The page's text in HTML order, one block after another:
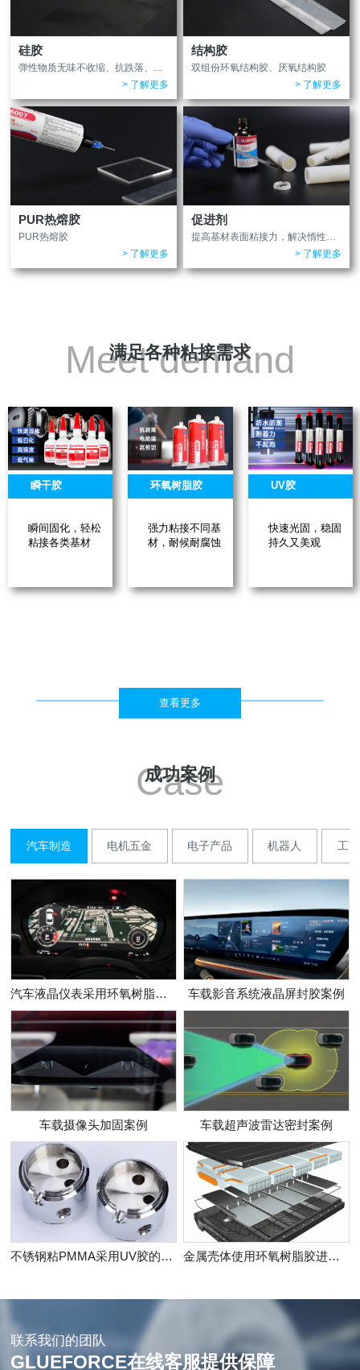
硅胶
弹性物质无味不收缩、抗跌落、高延展
> 了解更多
结构胶
双组份环氧结构胶、厌氧结构胶
> 了解更多
PUR热熔胶
PUR热熔胶
> 了解更多
促进剂
提高基材表面粘接力，解决惰性材料无法粘接问题
> 了解更多
Meet demand
满足各种粘接需求
瞬干胶
瞬间固化，轻松
粘接各类基材
环氧树脂胶
强力粘接不同基
材，耐候耐腐蚀
UV胶
快速光固，稳固
持久又美观
查看更多
Case
成功案例
汽车制造 电机五金 电子产品 机器人 工
汽车液晶仪表采用环氧树脂胶加固的案例 车载影音系统液晶屏封胶案例
车载摄像头加固案例 车载超声波雷达密封案例
不锈钢粘PMMA采用UV胶的案例 金属壳体使用环氧树脂胶进行封边的案例
联系我们的团队
GLUEFORCE在线客服提供保障